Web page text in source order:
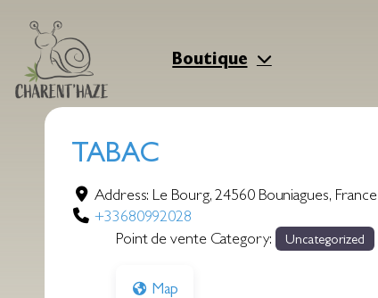
contenu
Boutique
TABAC
Address: Le Bourg,24560 Bouniagues, France
+33680992028
Point de vente Category:
Uncategorized
Map